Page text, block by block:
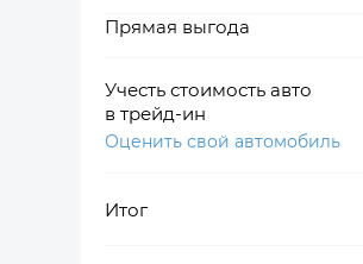
Прямая выгода
Учесть стоимость авто
в трейд-ин
Оценить свой автомобиль
Итог